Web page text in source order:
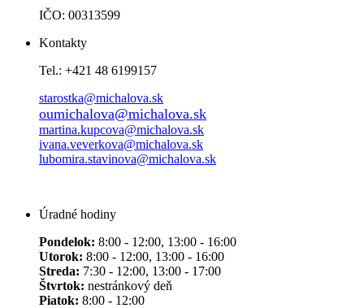
IČO: 00313599
Kontakty
Tel.: +421 48 6199157
starostka@michalova.sk
oumichalova@michalova.sk
martina.kupcova@michalova.sk
ivana.veverkova@michalova.sk
lubomira.stavinova@michalova.sk
Úradné hodiny
Pondelok: 8:00 - 12:00, 13:00 - 16:00
Utorok: 8:00 - 12:00, 13:00 - 16:00
Streda: 7:30 - 12:00, 13:00 - 17:00
Štvrtok: nestránkový deň
Piatok: 8:00 - 12:00